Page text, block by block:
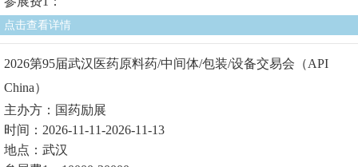
点击查看详情
2026第95届武汉医药原料药/中间体/包装/设备交易会（API
China）
主办方：国药励展
时间：2026-11-11-2026-11-13
地点：武汉